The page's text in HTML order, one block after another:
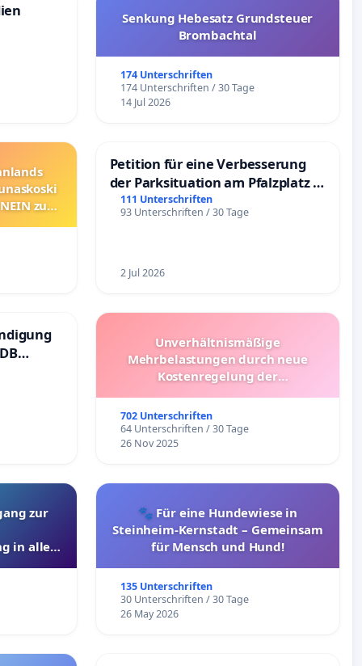
Senkung Hebesatz Grundsteuer
Brombachtal
174 Unterschriften
174 Unterschriften / 30 Tage
14 Jul 2026
zum
Petition für eine Verbesserung
der Parksituation am Pfalzplatz in
Mannheim
111 Unterschriften
93 Unterschriften / 30 Tage
2 Jul 2026
Unverhältnismäßige
Mehrbelastungen durch neue
Kostenregelung der
Überprüfung und Alternativen
702 Unterschriften
64 Unterschriften / 30 Tage
26 Nov 2025
zur
in allen
🐾 Für eine Hundewiese in
Steinheim-Kernstadt – Gemeinsam
für Mensch und Hund!
135 Unterschriften
30 Unterschriften / 30 Tage
26 May 2026